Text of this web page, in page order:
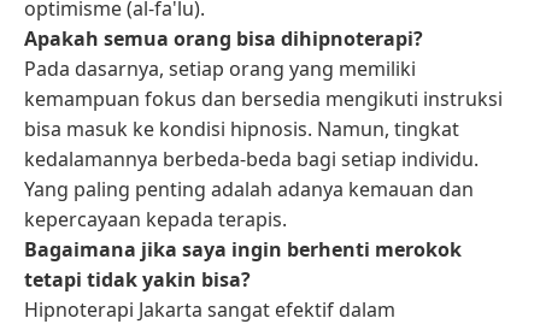
optimisme (al-fa'lu).
Apakah semua orang bisa dihipnoterapi?
Pada dasarnya, setiap orang yang memiliki
kemampuan fokus dan bersedia mengikuti instruksi
bisa masuk ke kondisi hipnosis. Namun, tingkat
kedalamannya berbeda-beda bagi setiap individu.
Yang paling penting adalah adanya kemauan dan
kepercayaan kepada terapis.
Bagaimana jika saya ingin berhenti merokok
tetapi tidak yakin bisa?
Hipnoterapi Jakarta sangat efektif dalam